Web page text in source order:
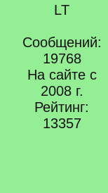
LT
Сообщений:
19768
На сайте с
2008 г.
Рейтинг:
13357